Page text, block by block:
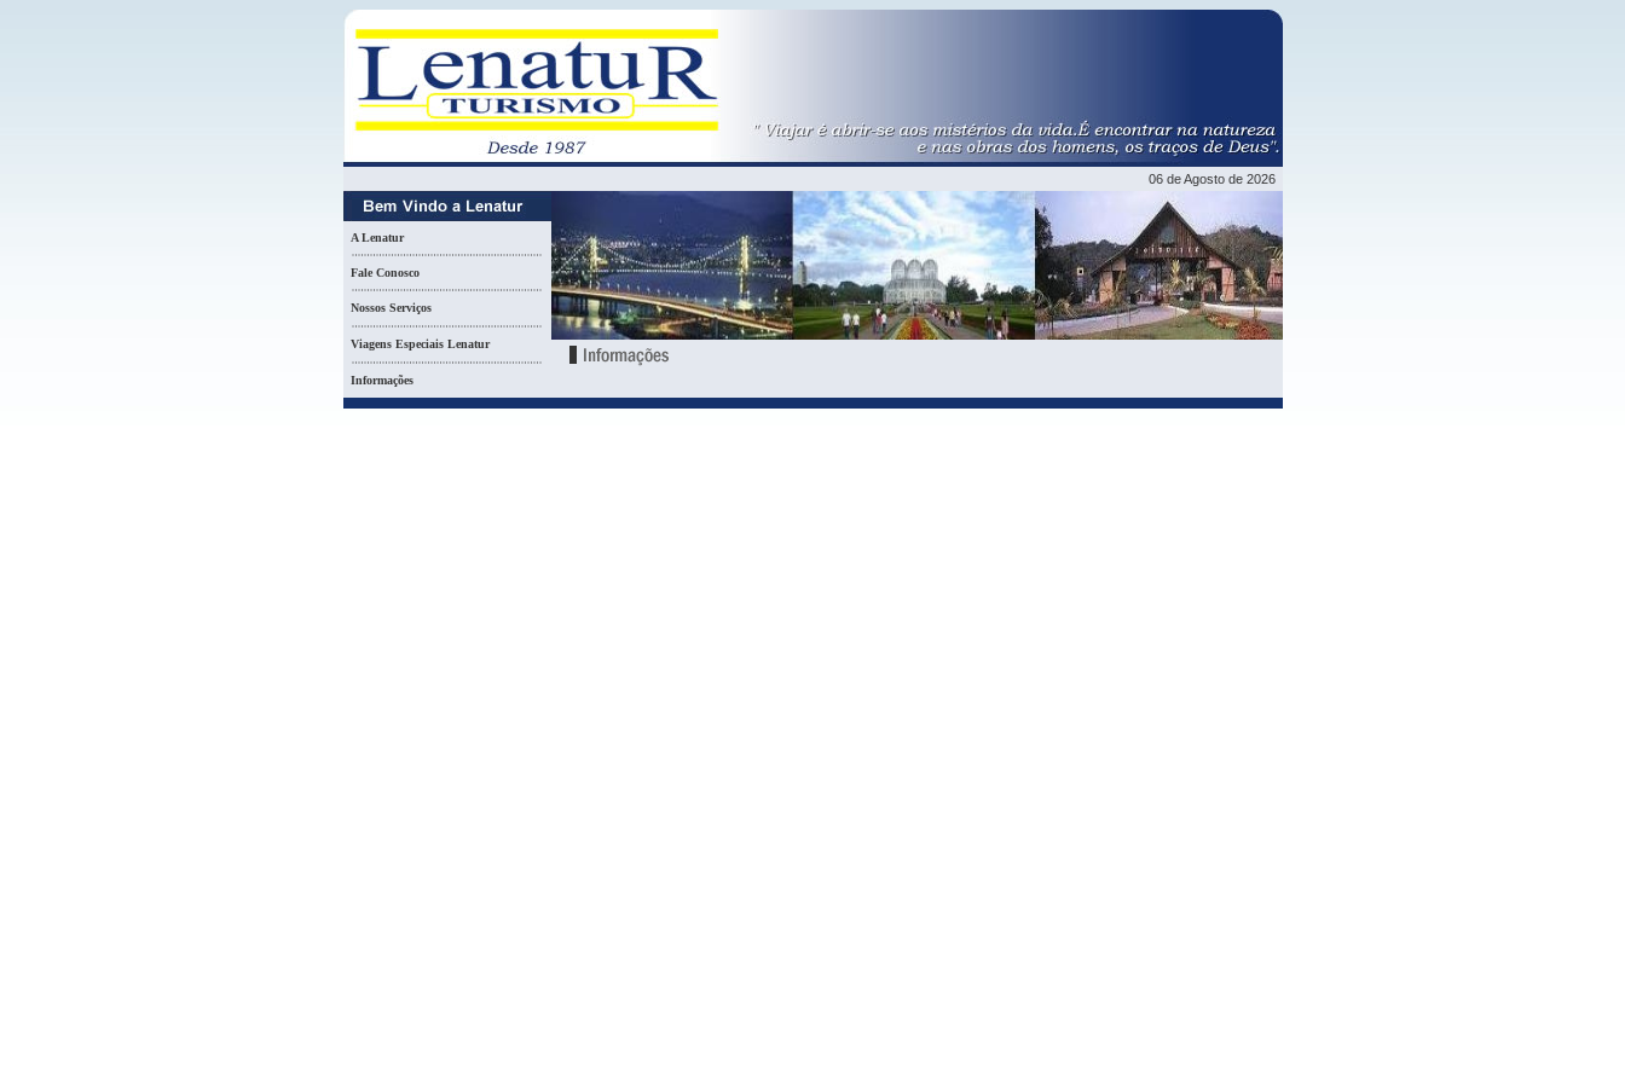
06 de Agosto de 2026
A Lenatur
Fale Conosco
Nossos Serviços
Viagens Especiais Lenatur
Informações